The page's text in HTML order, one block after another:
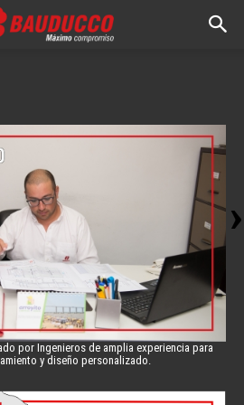
por Ingenieros de amplia experiencia para
y diseño personalizado.